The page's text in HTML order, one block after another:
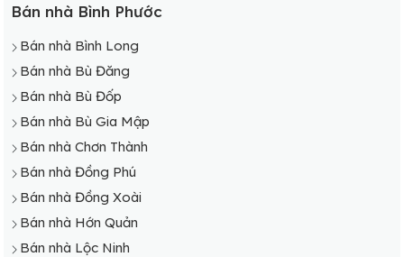
Bán nhà Bình Phước
Bán nhà Bình Long
Bán nhà Bù Đăng
Bán nhà Bù Đốp
Bán nhà Bù Gia Mập
Bán nhà Chơn Thành
Bán nhà Đồng Phú
Bán nhà Đồng Xoài
Bán nhà Hớn Quản
Bán nhà Lộc Ninh